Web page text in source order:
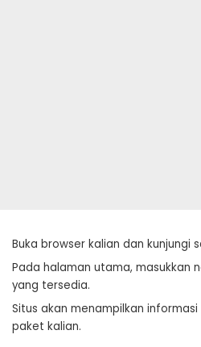
Buka browser kalian dan kunjungi
Pada halaman utama, masukkan
yang tersedia.
Situs akan menampilkan
paket kalian.